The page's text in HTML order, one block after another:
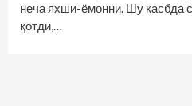
неча яхши-ёмонни. Шу касбда
қотди,…